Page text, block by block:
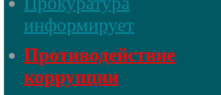
информирует
Противодействие
коррупции